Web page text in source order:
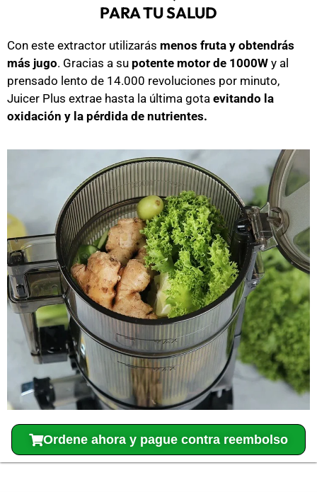
PARA TU SALUD
Con este extractor utilizarás menos fruta y obtendrás
más jugo. Gracias a su potente motor de 1000W y al
prensado lento de 14.000 revoluciones por minuto,
Juicer Plus extrae hasta la última gota evitando la
oxidación y la pérdida de nutrientes.
Ordene ahora y pague contra reembolso